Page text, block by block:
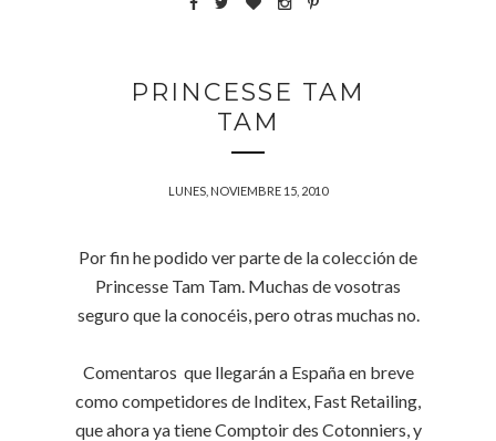
PRINCESSE TAM
TAM
LUNES, NOVIEMBRE 15, 2010
Por fin he podido ver parte de la colección de
Princesse Tam Tam. Muchas de vosotras
seguro que la conocéis, pero otras muchas no.
Comentaros que llegarán a España en breve
como competidores de Inditex, Fast Retailing,
que ahora ya tiene Comptoir des Cotonniers, y